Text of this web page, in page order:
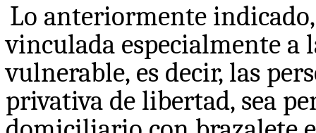
Lo anteriormente
vinculada especialmente a
vulnerable, es decir, las
privativa de libertad, sea